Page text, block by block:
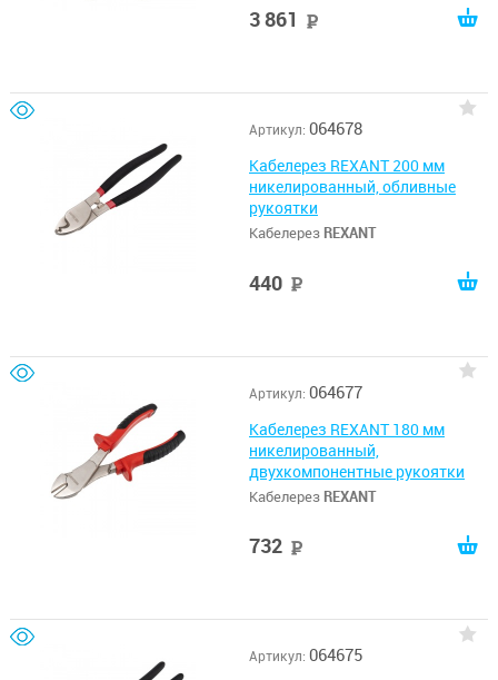
3 861
Артикул: 064678
Кабелерез REXANT 200 мм
никелированный, обливные
рукоятки
Кабелерез REXANT
440
Артикул: 064677
Кабелерез REXANT 180 мм
никелированный,
двухкомпонентные рукоятки
Кабелерез REXANT
732
Артикул: 064675